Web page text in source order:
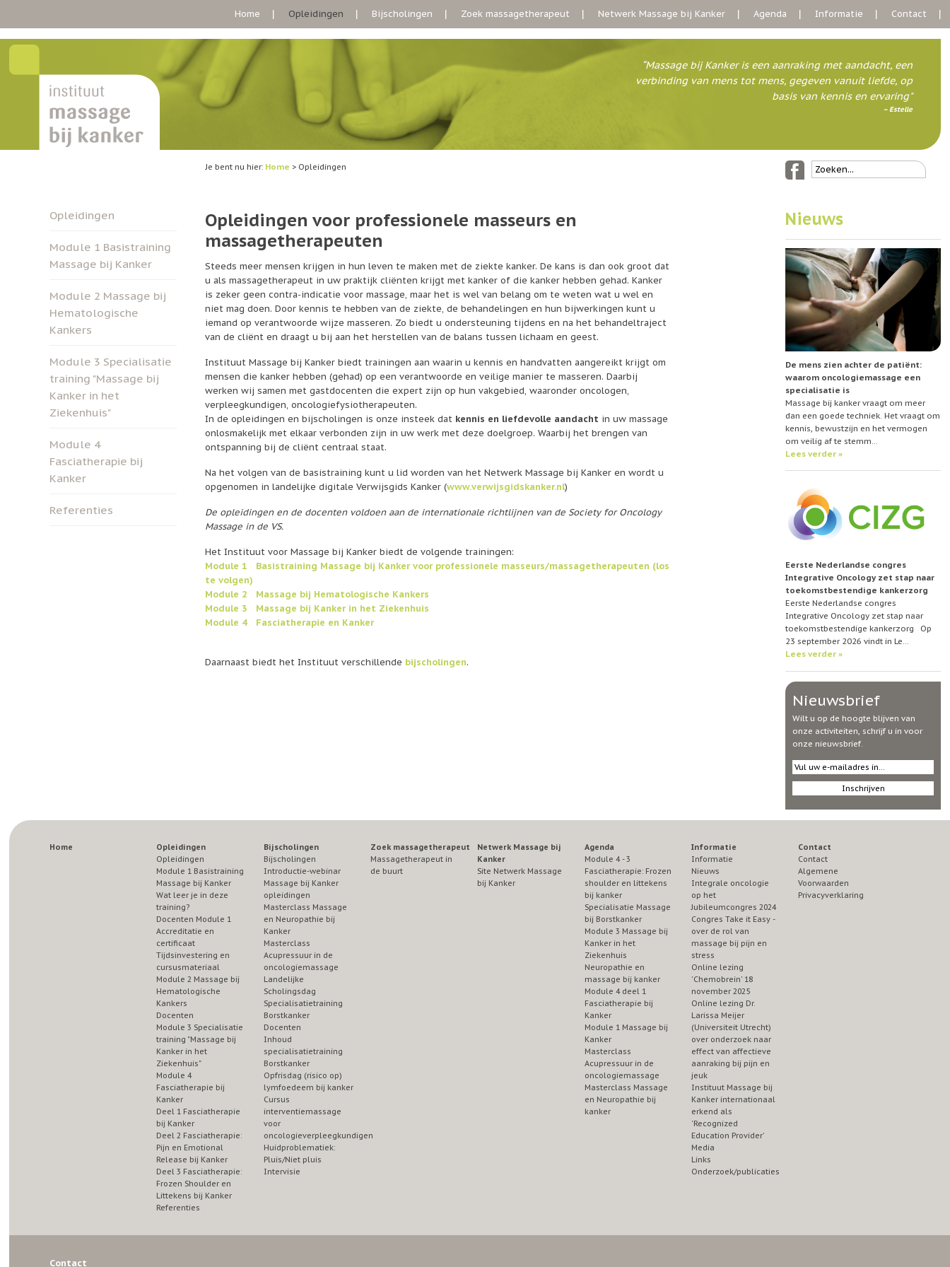
Home Opleidingen Bijscholingen Zoek massagetherapeut Netwerk Massage bij Kanker Agenda Informatie Contact
“Massage bij Kanker is een aanraking met aandacht, een
verbinding van mens tot mens, gegeven vanuit liefde, op
basis van kennis en ervaring"
– Estelle
Je bent nu hier: Home >Opleidingen
Opleidingen
Module 1 Basistraining
Massage bij Kanker
Module 2 Massage bij
Hematologische
Kankers
Module 3 Specialisatie
training "Massage bij
Kanker in het
Ziekenhuis"
Module 4
Fasciatherapie bij
Kanker
Referenties
Opleidingen voor professionele masseurs en
massagetherapeuten
Steeds meer mensen krijgen in hun leven te maken met de ziekte kanker. De kans is dan ook groot dat
u als massagetherapeut in uw praktijk cliënten krijgt met kanker of die kanker hebben gehad. Kanker
is zeker geen contra-indicatie voor massage, maar het is wel van belang om te weten wat u wel en
niet mag doen. Door kennis te hebben van de ziekte, de behandelingen en hun bijwerkingen kunt u
iemand op verantwoorde wijze masseren. Zo biedt u ondersteuning tijdens en na het behandeltraject
van de cliënt en draagt u bij aan het herstellen van de balans tussen lichaam en geest.
Instituut Massage bij Kanker biedt trainingen aan waarin u kennis en handvatten aangereikt krijgt om
mensen die kanker hebben (gehad) op een verantwoorde en veilige manier te masseren. Daarbij
werken wij samen met gastdocenten die expert zijn op hun vakgebied, waaronder oncologen,
verpleegkundigen, oncologiefysiotherapeuten.
In de opleidingen en bijscholingen is onze insteek dat kennis en liefdevolle aandachtin uw massage
onlosmakelijk met elkaar verbonden zijn in uw werk met deze doelgroep. Waarbij het brengen van
ontspanning bij de cliënt centraal staat.
Na het volgen van de basistraining kunt u lid worden van het Netwerk Massage bij Kanker en wordt u
opgenomen in landelijke digitale Verwijsgids Kanker (www.verwijsgidskanker.nl)
De opleidingen en de docenten voldoen aan de internationale richtlijnen van de Society for Oncology
Massage in de VS.
Het Instituut voor Massage bij Kanker biedt de volgende trainingen:
Module 1 Basistraining Massage bij Kanker voor professionele masseurs/massagetherapeuten (los
te volgen)
Module 2 Massage bij Hematologische Kankers
Module 3 Massage bij Kanker in het Ziekenhuis
Module 4 Fasciatherapie en Kanker
Daarnaast biedt het Instituut verschillende bijscholingen.
Nieuws
De mens zien achter de patiënt:
waarom oncologiemassage een
specialisatie is
Massage bij kanker vraagt om meer
dan een goede techniek. Het vraagt om
kennis, bewustzijn en het vermogen
om veilig af te stemm…
Lees verder »
Eerste Nederlandse congres
Integrative Oncology zet stap naar
toekomstbestendige kankerzorg
Eerste Nederlandse congres
Integrative Oncology zet stap naar
toekomstbestendige kankerzorg Op
23 september 2026 vindt in Le…
Lees verder »
Nieuwsbrief
Wilt u op de hoogte blijven van
onze activiteiten, schrijf u in voor
onze nieuwsbrief.
Home
Opleidingen
Opleidingen
Module 1 Basistraining
Massage bij Kanker
Wat leer je in deze
training?
Docenten Module 1
Accreditatie en
certificaat
Tijdsinvestering en
cursusmateriaal
Module 2 Massage bij
Hematologische
Kankers
Docenten
Module 3 Specialisatie
training "Massage bij
Kanker in het
Ziekenhuis"
Module 4
Fasciatherapie bij
Kanker
Deel 1 Fasciatherapie
bij Kanker
Deel 2 Fasciatherapie:
Pijn en Emotional
Release bij Kanker
Deel 3 Fasciatherapie:
Frozen Shoulder en
Littekens bij Kanker
Referenties
Bijscholingen
Bijscholingen
Introductie-webinar
Massage bij Kanker
opleidingen
Masterclass Massage
en Neuropathie bij
Kanker
Masterclass
Acupressuur in de
oncologiemassage
Landelijke
Scholingsdag
Specialisatietraining
Borstkanker
Docenten
Inhoud
specialisatietraining
Borstkanker
Opfrisdag (risico op)
lymfoedeem bij kanker
Cursus
interventiemassage
voor
oncologieverpleegkundigen
Huidproblematiek:
Pluis/Niet pluis
Intervisie
Zoek massagetherapeut
Massagetherapeut in
de buurt
Netwerk Massage bij
Kanker
Site Netwerk Massage
bij Kanker
Agenda
Module 4 - 3
Fasciatherapie: Frozen
shoulder en littekens
bij kanker
Specialisatie Massage
bij Borstkanker
Module 3 Massage bij
Kanker in het
Ziekenhuis
Neuropathie en
massage bij kanker
Module 4 deel 1
Fasciatherapie bij
Kanker
Module 1 Massage bij
Kanker
Masterclass
Acupressuur in de
oncologiemassage
Masterclass Massage
en Neuropathie bij
kanker
Informatie
Informatie
Nieuws
Integrale oncologie
op het
Jubileumcongres 2024
Congres Take it Easy -
over de rol van
massage bij pijn en
stress
Online lezing
'Chemobrein' 18
november 2025
Online lezing Dr.
Larissa Meijer
(Universiteit Utrecht)
over onderzoek naar
effect van affectieve
aanraking bij pijn en
jeuk
Instituut Massage bij
Kanker internationaal
erkend als
'Recognized
Education Provider'
Media
Links
Onderzoek/publicaties
Contact
Contact
Algemene
Voorwaarden
Privacyverklaring
Contact